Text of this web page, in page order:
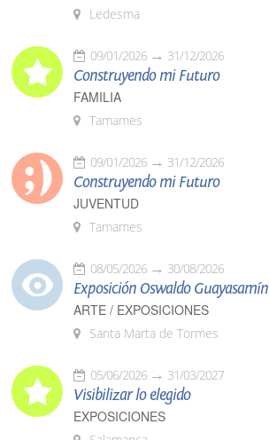
Ledesma
09/01/2026 31/12/2026
Construyendo mi Futuro
FAMILIA
Tamames
09/01/2026 31/12/2026
Construyendo mi Futuro
JUVENTUD
Tamames
08/05/2026 30/08/2026
Exposición Oswaldo Guayasamín
ARTE / EXPOSICIONES
Santa Marta de Tormes
05/06/2026 31/03/2027
Visibilizar lo elegido
EXPOSICIONES